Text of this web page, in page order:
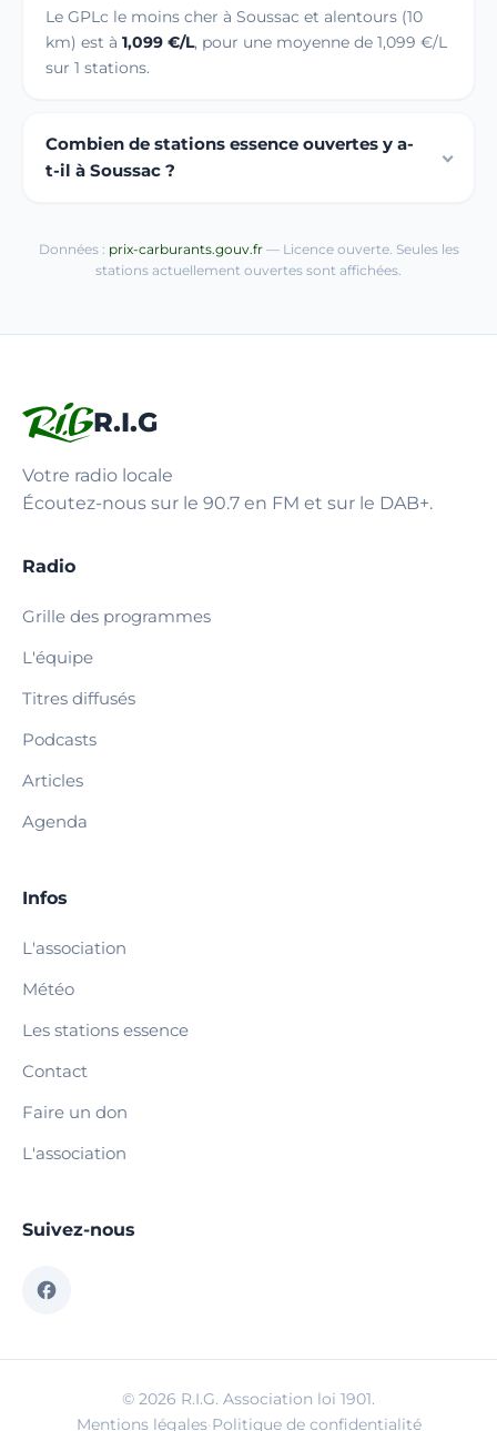
Le GPLc le moins cher à Soussac et alentours (10
km) est à 1,099 €/L, pour une moyenne de 1,099 €/L
sur 1 stations.
Combien de stations essence ouvertes y a-
t-il à Soussac ?
Données : prix-carburants.gouv.fr— Licence ouverte. Seules les
stations actuellement ouvertes sont affichées.
R.I.G
Votre radio locale
Écoutez-nous sur le 90.7 en FM et sur le DAB+.
Radio
Grille des programmes
L'équipe
Titres diffusés
Podcasts
Articles
Agenda
Infos
L'association
Météo
Les stations essence
Contact
Faire un don
L'association
Suivez-nous
© 2026 R.I.G. Association loi 1901.
Mentions légales·Politique de confidentialité